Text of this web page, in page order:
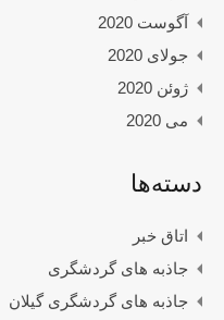
آگوست 2020
جولای 2020
ژوئن 2020
می 2020
دسته‌ها
اتاق خبر
جاذبه های گردشگری
جاذبه های گردشگری گیلان